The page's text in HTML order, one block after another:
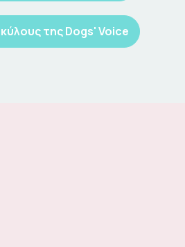
της Dogs' Voice